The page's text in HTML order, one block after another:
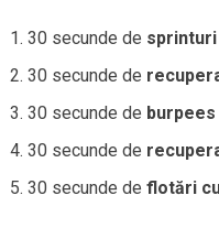
30 secunde de sprinturi
30 secunde de
30 secunde de burpees
30 secunde de
30 secunde de flotări